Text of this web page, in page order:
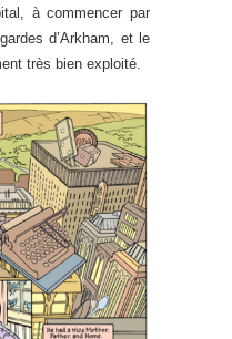
à commencer par
d’Arkham, et le
très bien exploité.